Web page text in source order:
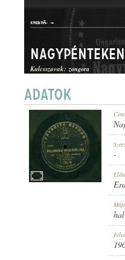
SZERZŐ: -
HALLGATÓ
Kulcsszavak: zongora
Cím:
-